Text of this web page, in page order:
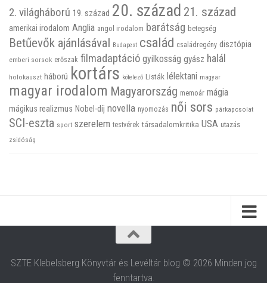
2. világháború 19. század 20. század 21. század
amerikai irodalom Anglia angol irodalom barátság betegség
Betűevők ajánlásával Budapest család családregény disztópia
emberi sorsok erőszak filmadaptáció gyilkosság gyász halál
holokauszt háború kortárs kötelező Listák lélektani magyar
magyar irodalom Magyarország memoár mágia
mágikus realizmus Nobel-díj novella nyomozás női sors párkapcsolat
SCI-eszta sport szerelem testvérek társadalomkritika USA utazás
zsidóság
SZTE Klebelsberg Könyvtár és Levéltár blog © 2026 Minden jog
fenntartva.